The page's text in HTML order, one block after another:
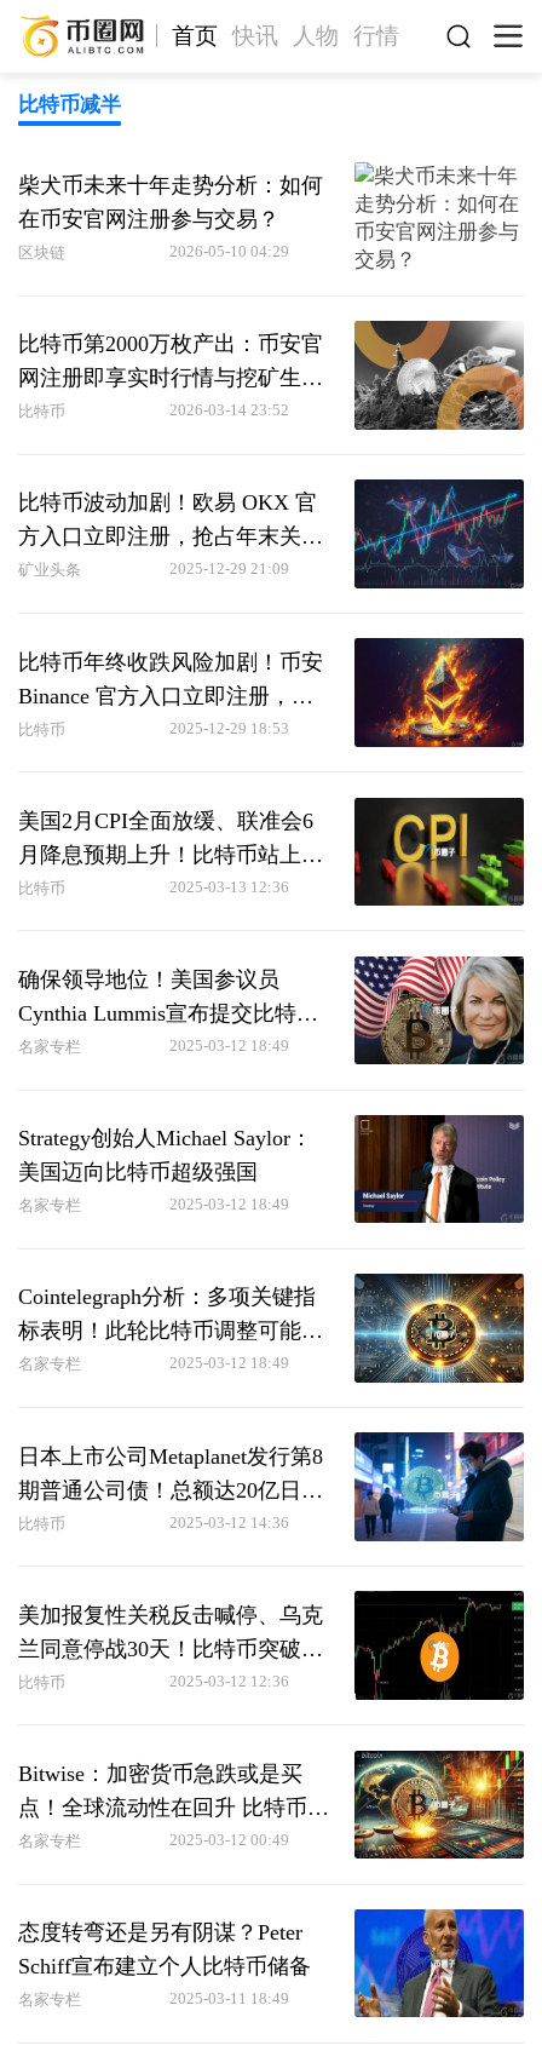
首页 快讯 人物 行情
比特币减半
柴犬币未来十年走势分析：如何
在币安官网注册参与交易？
区块链 2026-05-10 04:29
比特币第2000万枚产出：币安官
网注册即享实时行情与挖矿生态
洞察
比特币 2026-03-14 23:52
比特币波动加剧！欧易 OKX 官
方入口立即注册，抢占年末关键
行情
矿业头条 2025-12-29 21:09
比特币年终收跌风险加剧！币安
Binance 官方入口立即注册，抢
占2026反弹先机
比特币 2025-12-29 18:53
美国2月CPI全面放缓、联准会6
月降息预期上升！比特币站上8.3
万美元
比特币 2025-03-13 12:36
确保领导地位！美国参议员
Cynthia Lummis宣布提交比特币
法案新版本
名家专栏 2025-03-12 18:49
Strategy创始人Michael Saylor：
美国迈向比特币超级强国
名家专栏 2025-03-12 18:49
Cointelegraph分析：多项关键指
标表明！此轮比特币调整可能已
经结束
名家专栏 2025-03-12 18:49
日本上市公司Metaplanet发行第8
期普通公司债！总额达20亿日元
将购买比特币
比特币 2025-03-12 14:36
美加报复性关税反击喊停、乌克
兰同意停战30天！比特币突破8.3
万美元
比特币 2025-03-12 12:36
Bitwise：加密货币急跌或是买
点！全球流动性在回升 比特币将
成最快赛马
名家专栏 2025-03-12 00:49
态度转弯还是另有阴谋？Peter
Schiff宣布建立个人比特币储备
名家专栏 2025-03-11 18:49